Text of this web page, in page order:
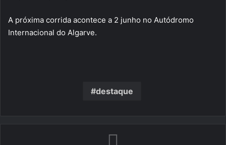
A próxima corrida acontece a 2 junho no Autódromo
Internacional do Algarve.
destaque